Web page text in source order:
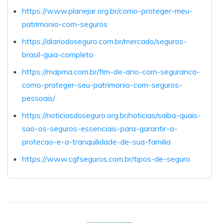
https://www.planejar.org.br/como-proteger-meu-
patrimonio-com-seguros
https://diariodoseguro.com.br/mercado/seguros-
brasil-guia-completo
https://mapma.com.br/fim-de-ano-com-seguranca-
como-proteger-seu-patrimonio-com-seguros-
pessoais/
https://noticiasdoseguro.org.br/noticias/saiba-quais-
sao-os-seguros-essenciais-para-garantir-a-
protecao-e-a-tranquilidade-de-sua-familia
https://www.cgfseguros.com.br/tipos-de-seguro